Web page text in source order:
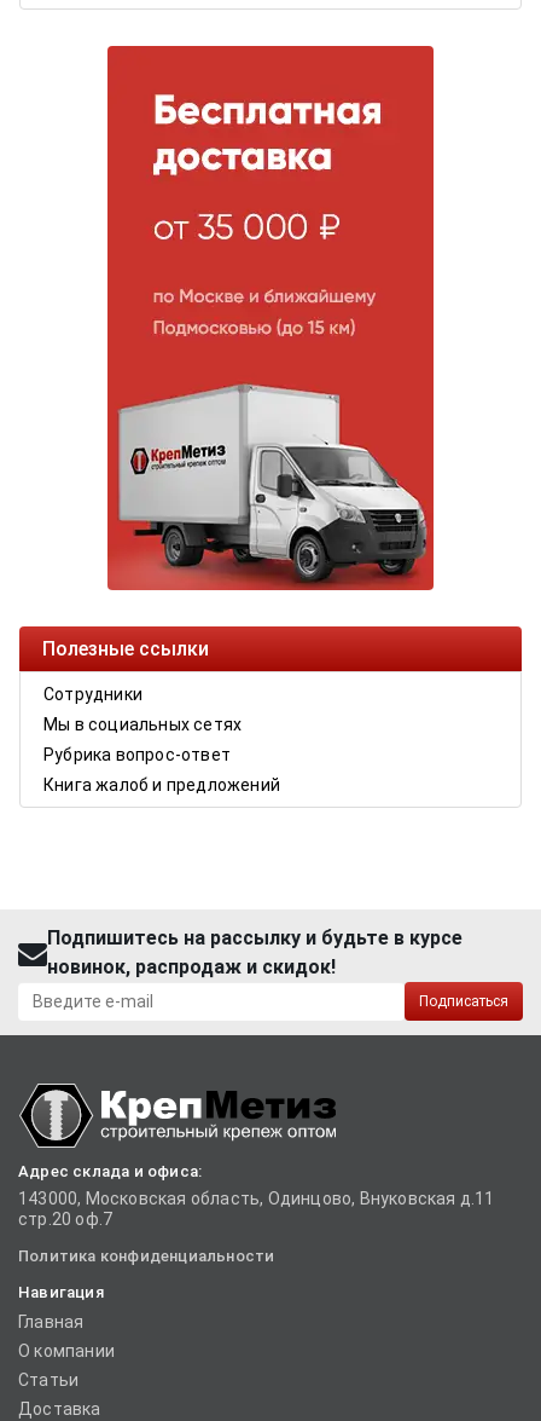
Полезные ссылки
Сотрудники
Мы в социальных сетях
Рубрика вопрос-ответ
Книга жалоб и предложений
Подпишитесь на рассылку и будьте в курсе
новинок, распродаж и скидок!
Подписаться
Адрес склада и офиса:
143000, Московская область, Одинцово, Внуковская д.11
стр.20 оф.7
Политика конфиденциальности
Навигация
Главная
О компании
Статьи
Доставка